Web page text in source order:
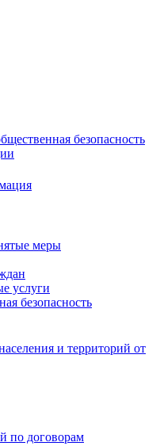
безопасность
меры
услуги
безопасность
и территорий от
по договорам